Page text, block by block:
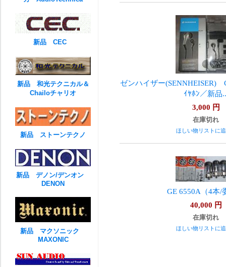
ゼンハイザー(SENNHEISER)
ｲﾔﾎﾝ／新品
3,000 円
在庫切れ
ほしい物リストに
GE 6550A（4本/
40,000 円
在庫切れ
ほしい物リストに
新品 CEC
新品 和光テクニカル＆
Chailoチャリオ
新品 ストーンテクノ
新品 デノン/デンオン
DENON
新品 マクソニック
MAXONIC